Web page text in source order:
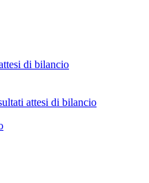
di bilancio
attesi di bilancio